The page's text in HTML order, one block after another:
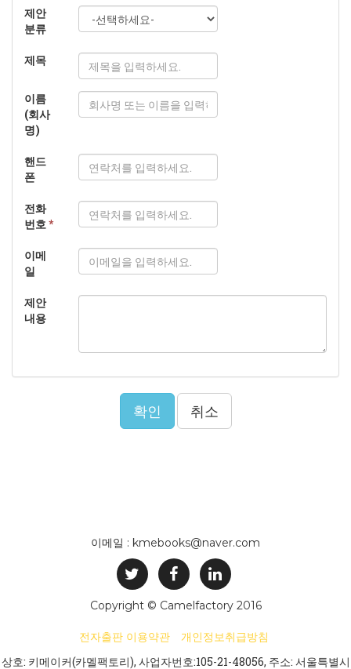
제안
분류
제목
이름
(회사
명)
핸드
폰
전화
번호*
이메
일
제안
내용
확인 취소
이메일 : kmebooks@naver.com
Copyright © Camelfactory 2016
전자출판 이용약관 개인정보취급방침
상호: 키메이커(카멜팩토리), 사업자번호:105-21-48056, 주소: 서울특별시